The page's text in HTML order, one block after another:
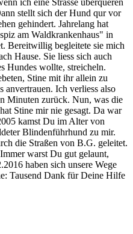
ich eine Strasse überqueren
stellt sich der Hund qur vor
gehindert. Jahrelang hat
am Waldkrankenhaus" in
Bereitwillig begleitete sie mich
Hause. Sie liess sich auch
Hundes wollte, streicheln.
Stine mit ihr allein zu
anvertrauen. Ich verliess also
Minuten zurück. Nun, was die
Stine mir nie gesagt. Da war
kamst Du im Alter von
Blindenführhund zu mir.
die Straßen von B.G. geleitet.
warst Du gut gelaunt,
haben sich unsere Wege
Tausend Dank für Deine Hilfe